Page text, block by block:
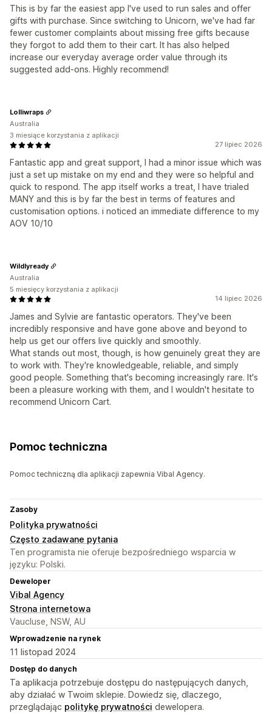
This is by far the easiest app I've used to run sales and offer
gifts with purchase. Since switching to Unicorn, we've had far
fewer customer complaints about missing free gifts because
they forgot to add them to their cart. It has also helped
increase our everyday average order value through its
suggested add-ons. Highly recommend!
27 lipiec 2026
Fantastic app and great support, I had a minor issue which was
just a set up mistake on my end and they were so helpful and
quick to respond. The app itself works a treat, I have trialed
MANY and this is by far the best in terms of features and
customisation options. i noticed an immediate difference to my
AOV 10/10
Lolliwraps
Australia
3 miesiące korzystania z aplikacji
14 lipiec 2026
James and Sylvie are fantastic operators. They've been
incredibly responsive and have gone above and beyond to
help us get our offers live quickly and smoothly.
What stands out most, though, is how genuinely great they are
to work with. They're knowledgeable, reliable, and simply
good people. Something that's becoming increasingly rare. It's
been a pleasure working with them, and I wouldn't hesitate to
recommend Unicorn Cart.
Wildlyready
Australia
5 miesięcy korzystania z aplikacji
Pomoc techniczna
Pomoc techniczną dla aplikacji zapewnia Vibal Agency.
Zasoby
Polityka prywatności
Często zadawane pytania
Ten programista nie oferuje bezpośredniego wsparcia w
języku: Polski.
Deweloper
Vibal Agency
Strona internetowa
Vaucluse, NSW, AU
Wprowadzenie na rynek
11 listopad 2024
Dostęp do danych
Ta aplikacja potrzebuje dostępu do następujących danych,
aby działać w Twoim sklepie. Dowiedz się, dlaczego,
przeglądając politykę prywatności dewelopera.